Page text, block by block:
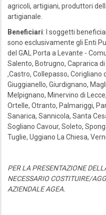
agricoli, artigiani, produttori
artigianale.
Beneficiari: I soggetti
sono esclusivamente gli Enti
del GAL Porta a Levante -
Salento, Botrugno, Caprarica
,Castro, Collepasso, Corigliano
Giuggianello, Giurdignano,
Melpignano, Minervino di
Ortelle, Otranto, Palmariggi,
Sanarica, Sannicola, Santa
Sogliano Cavour, Soleto,
Tuglie, Uggiano La Chiesa,
PER LA PRESENTAZIONE
NECESSARIO COSTITUIRE/
AZIENDALE AGEA.